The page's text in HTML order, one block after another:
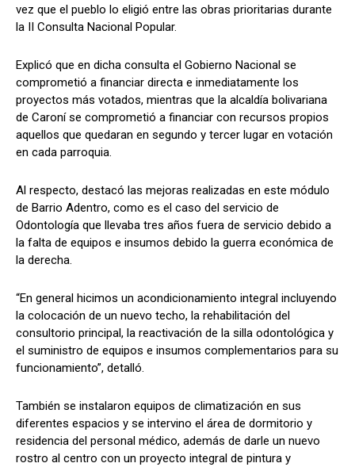
vez que el pueblo lo eligió entre las obras prioritarias durante
la II Consulta Nacional Popular.
Explicó que en dicha consulta el Gobierno Nacional se
comprometió a financiar directa e inmediatamente los
proyectos más votados, mientras que la alcaldía bolivariana
de Caroní se comprometió a financiar con recursos propios
aquellos que quedaran en segundo y tercer lugar en votación
en cada parroquia.
Al respecto, destacó las mejoras realizadas en este módulo
de Barrio Adentro, como es el caso del servicio de
Odontología que llevaba tres años fuera de servicio debido a
la falta de equipos e insumos debido la guerra económica de
la derecha.
“En general hicimos un acondicionamiento integral incluyendo
la colocación de un nuevo techo, la rehabilitación del
consultorio principal, la reactivación de la silla odontológica y
el suministro de equipos e insumos complementarios para su
funcionamiento”, detalló.
También se instalaron equipos de climatización en sus
diferentes espacios y se intervino el área de dormitorio y
residencia del personal médico, además de darle un nuevo
rostro al centro con un proyecto integral de pintura y